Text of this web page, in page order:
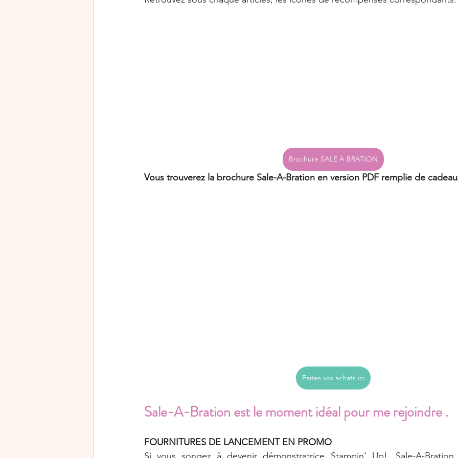
Brochure SALE À BRATION
Vous trouverez la brochure Sale-A-Bration en version PDF remplie de
Faites vos achats ici
Sale-A-Bration est le moment idéal pour me rejoindre .
FOURNITURES DE LANCEMENT EN PROMO